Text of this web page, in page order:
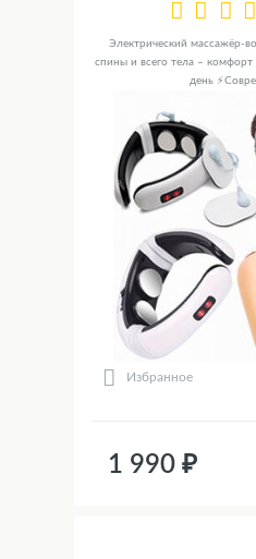
Электрический массажёр-
спины и всего тела –
день
Избранное
1 990 ₽